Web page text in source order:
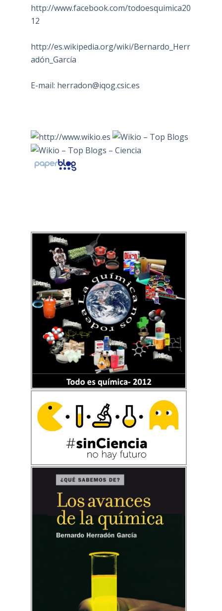
http://www.facebook.com/todoesquimica20
12
http://es.wikipedia.org/wiki/Bernardo_Herr
adón_García
E-mail: herradon@iqog.csic.es